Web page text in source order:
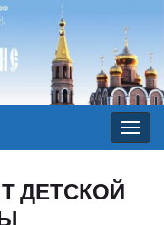
Вкл/
выкл
ДЕТСКОЙ